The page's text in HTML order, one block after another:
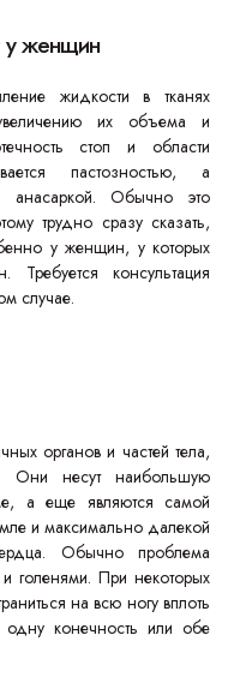
у женщин
жидкости в тканях
их объема и
стоп и области
пастозностью, а
Обычно это
трудно сразу сказать,
у женщин, у которых
консультация
случае.
органов и частей тела,
Они несут наибольшую
а еще являются самой
и максимально далекой
Обычно проблема
голенями. При некоторых
на всю ногу вплоть
одну конечность или обе